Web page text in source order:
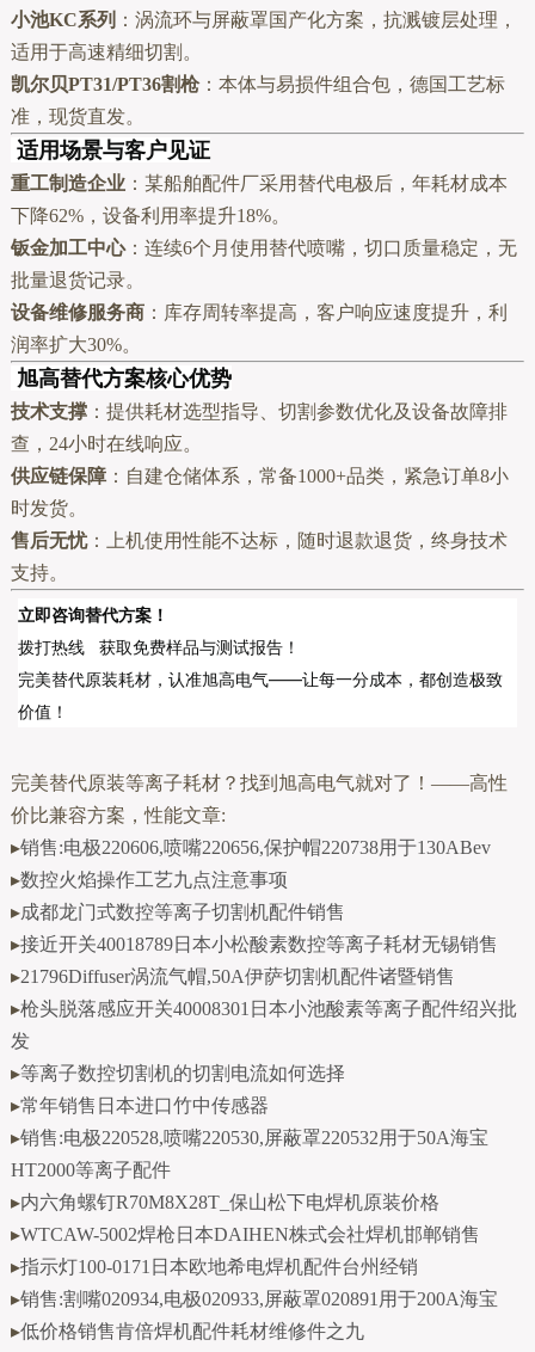
小池KC系列 ：涡流环与屏蔽罩国产化方案，抗溅镀层处理，
适用于高速精细切割。
凯尔贝PT31/PT36割枪：本体与易损件组合包，德国工艺标
准，现货直发。
适用场景与客户见证
重工制造企业：某船舶配件厂采用替代电极后，年耗材成本
下降62%，设备利用率提升18%。
钣金加工中心：连续6个月使用替代喷嘴，切口质量稳定，无
批量退货记录。
设备维修服务商：库存周转率提高，客户响应速度提升，利
润率扩大30%。
旭高替代方案核心优势
技术支撑：提供耗材选型指导、切割参数优化及设备故障排
查，24小时在线响应。
供应链保障：自建仓储体系，常备1000+品类，紧急订单8小
时发货。
售后无忧：上机使用性能不达标，随时退款退货，终身技术
支持。
立即咨询替代方案！
拨打热线 获取免费样品与测试报告！
完美替代原装耗材，认准旭高电气——让每一分成本，都创造极致
价值！
完美替代原装等离子耗材？找到旭高电气就对了！——高性
价比兼容方案，性能文章:
▸销售:电极220606,喷嘴220656,保护帽220738用于130ABev
▸数控火焰操作工艺九点注意事项
▸成都龙门式数控等离子切割机配件销售
▸接近开关40018789日本小松酸素数控等离子耗材无锡销售
▸21796Diffuser涡流气帽,50A伊萨切割机配件诸暨销售
▸枪头脱落感应开关40008301日本小池酸素等离子配件绍兴批
发
▸等离子数控切割机的切割电流如何选择
▸常年销售日本进口竹中传感器
▸销售:电极220528,喷嘴220530,屏蔽罩220532用于50A海宝
HT2000等离子配件
▸内六角螺钉R70M8X28T_保山松下电焊机原装价格
▸WTCAW-5002焊枪日本DAIHEN株式会社焊机邯郸销售
▸指示灯100-0171日本欧地希电焊机配件台州经销
▸销售:割嘴020934,电极020933,屏蔽罩020891用于200A海宝
▸低价格销售肯倍焊机配件耗材维修件之九